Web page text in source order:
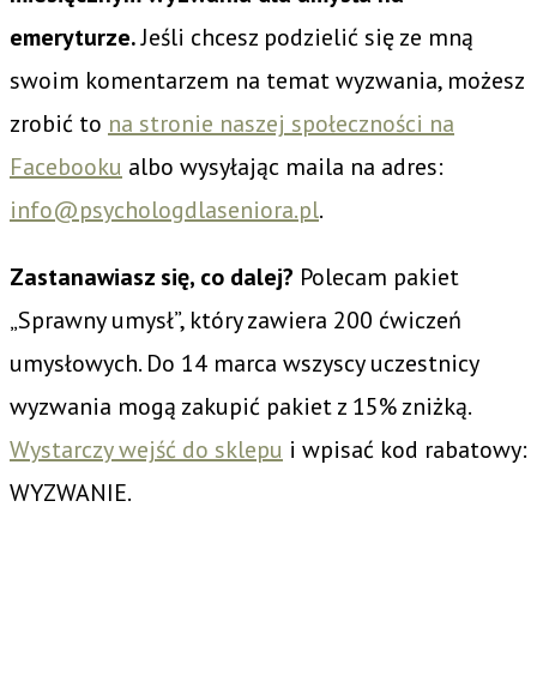
emeryturze.Jeśli chcesz podzielić się ze mną
swoim komentarzem na temat wyzwania, możesz
zrobić to na stronie naszej społeczności na
Facebooku albo wysyłając maila na adres:
info@psychologdlaseniora.pl.
Zastanawiasz się, co dalej? Polecam pakiet
„Sprawny umysł”, który zawiera 200 ćwiczeń
umysłowych. Do 14 marca wszyscy uczestnicy
wyzwania mogą zakupić pakiet z 15% zniżką.
Wystarczy wejść do sklepu i wpisać kod rabatowy:
WYZWANIE.